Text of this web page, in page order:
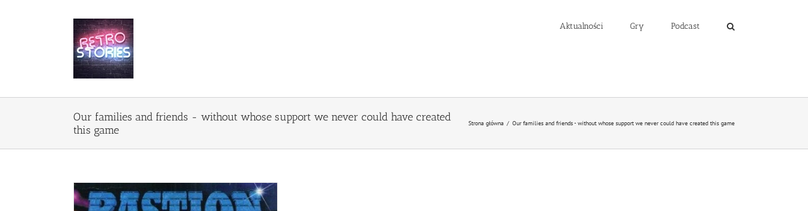
Aktualności Gry Podcast
Our families and friends - without whose support we never could have created
this game
Strona główna / Our families and friends - without whose support we never could have created this game